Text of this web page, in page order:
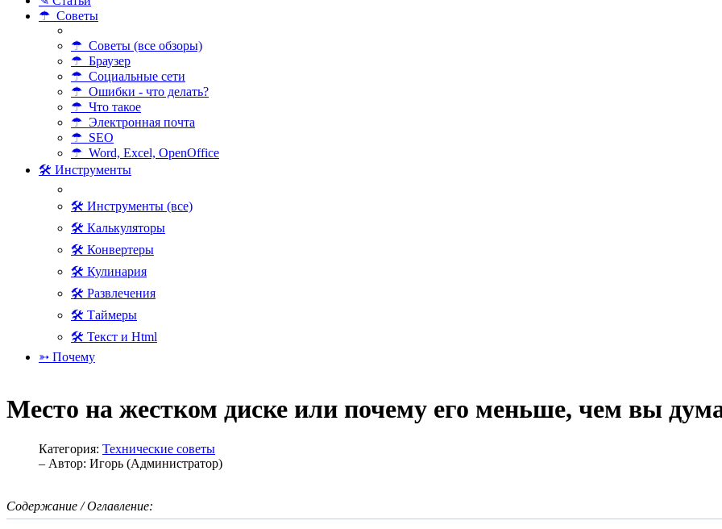
☂ Советы
☂ Советы (все обзоры)
☂ Браузер
☂ Социальные сети
☂ Ошибки - что делать?
☂ Что такое
☂ Электронная почта
☂ SEO
☂ Word, Excel, OpenOffice
🛠 Инструменты
🛠 Инструменты (все)
🛠 Калькуляторы
🛠 Конвертеры
🛠 Кулинария
🛠 Развлечения
🛠 Таймеры
🛠 Текст и Html
➳ Почему
Место на жестком диске или почему его меньше, чем вы
Категория: Технические советы
– Автор: Игорь (Администратор)
Содержание / Оглавление: